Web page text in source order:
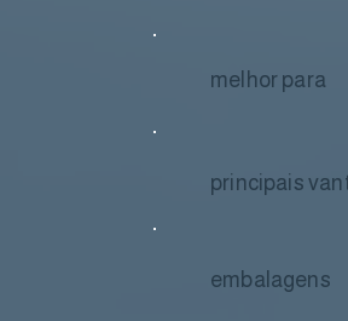
melhor para
principais
embalagens